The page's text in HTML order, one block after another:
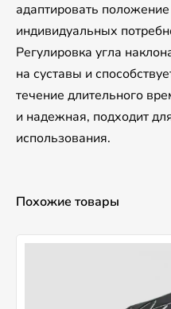
адаптировать
индивидуальных
Регулировка угла
на суставы и
течение длительного
и надежная, подходит
использования.
Похожие товары